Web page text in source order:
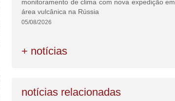
monitoramento de clima com nova expedição em
área vulcânica na Rússia
05/08/2026
+ notícias
notícias relacionadas